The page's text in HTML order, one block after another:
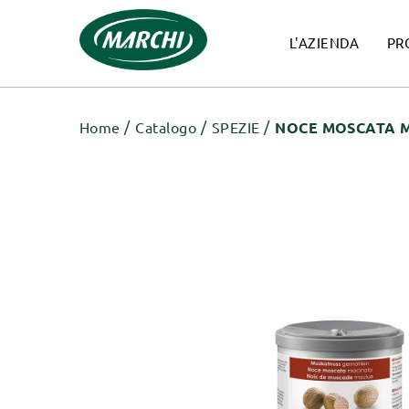
L'AZIENDA
Home Catalogo SPEZIE NOCE MOSCATA